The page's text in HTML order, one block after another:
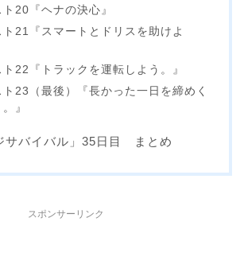
ト20『ヘナの決心』
ト21『スマートとドリスを助けよ
ト22『トラックを運転しよう。』
ト23（最後）『長かった一日を締めく
』
サバイバル」35日目 まとめ
スポンサーリンク